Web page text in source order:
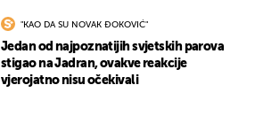
"KAO DA SU NOVAK ĐOKOVIĆ"
Jedan od najpoznatijih svjetskih parova
stigao na Jadran, ovakve reakcije
vjerojatno nisu očekivali